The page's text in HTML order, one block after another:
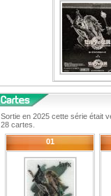
Sortie en 2025 cette série était
28 cartes.
01